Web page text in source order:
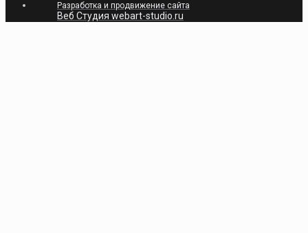
Разработка и продвижение сайта
Веб Студия webart-studio.ru